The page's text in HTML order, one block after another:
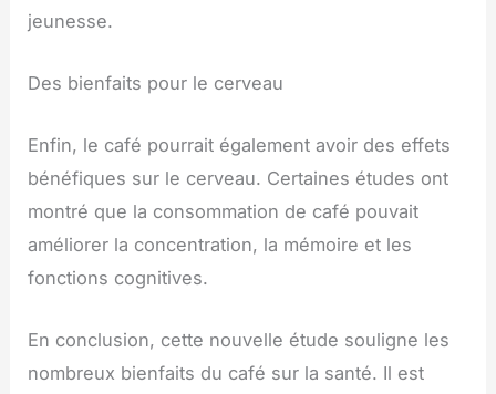
jeunesse.
Des bienfaits pour le cerveau
Enfin, le café pourrait également avoir des effets
bénéfiques sur le cerveau. Certaines études ont
montré que la consommation de café pouvait
améliorer la concentration, la mémoire et les
fonctions cognitives.
En conclusion, cette nouvelle étude souligne les
nombreux bienfaits du café sur la santé. Il est